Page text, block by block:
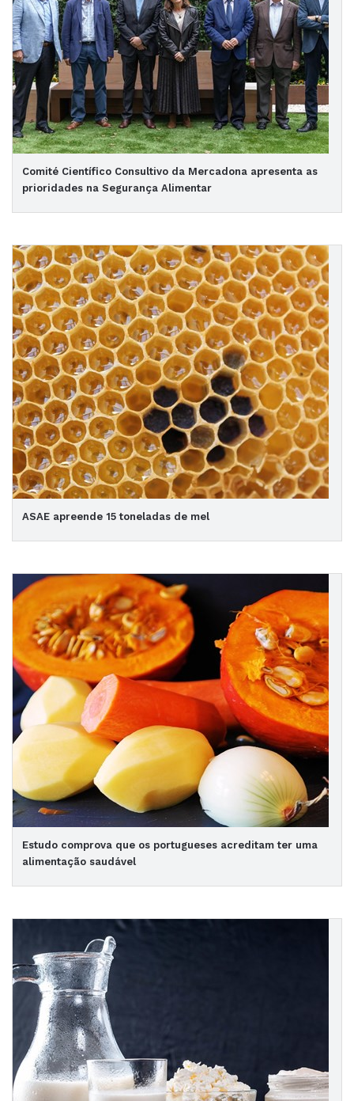
Comité Científico Consultivo da Mercadona apresenta as
prioridades na Segurança Alimentar
ASAE apreende 15 toneladas de mel
Estudo comprova que os portugueses acreditam ter uma
alimentação saudável